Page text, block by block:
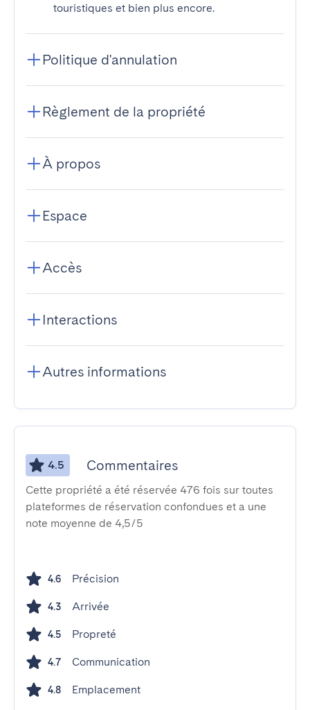
touristiques et bien plus encore.
Politique d'annulation
Règlement de la propriété
À propos
Espace
Accès
Interactions
Autres informations
4.5 Commentaires
Cette propriété a été réservée 476 fois sur toutes
plateformes de réservation confondues et a une
note moyenne de 4,5/5
4.6 Précision
4.3 Arrivée
4.5 Propreté
4.7 Communication
4.8 Emplacement